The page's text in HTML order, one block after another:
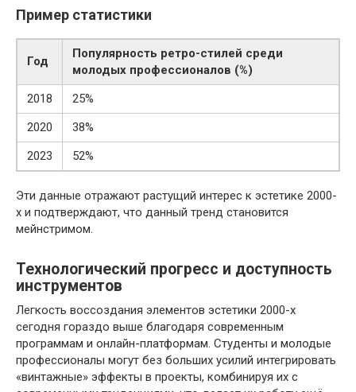
Пример статистики
Год
Популярность ретро-стилей среди
молодых профессионалов (%)
2018
25%
2020
38%
2023
52%
Эти данные отражают растущий интерес к эстетике 2000-
х и подтверждают, что данный тренд становится
мейнстримом.
Технологический прогресс и доступность
инструментов
Легкость воссоздания элементов эстетики 2000-х
сегодня гораздо выше благодаря современным
программам и онлайн-платформам. Студенты и молодые
профессионалы могут без больших усилий интегрировать
«винтажные» эффекты в проекты, комбинируя их с